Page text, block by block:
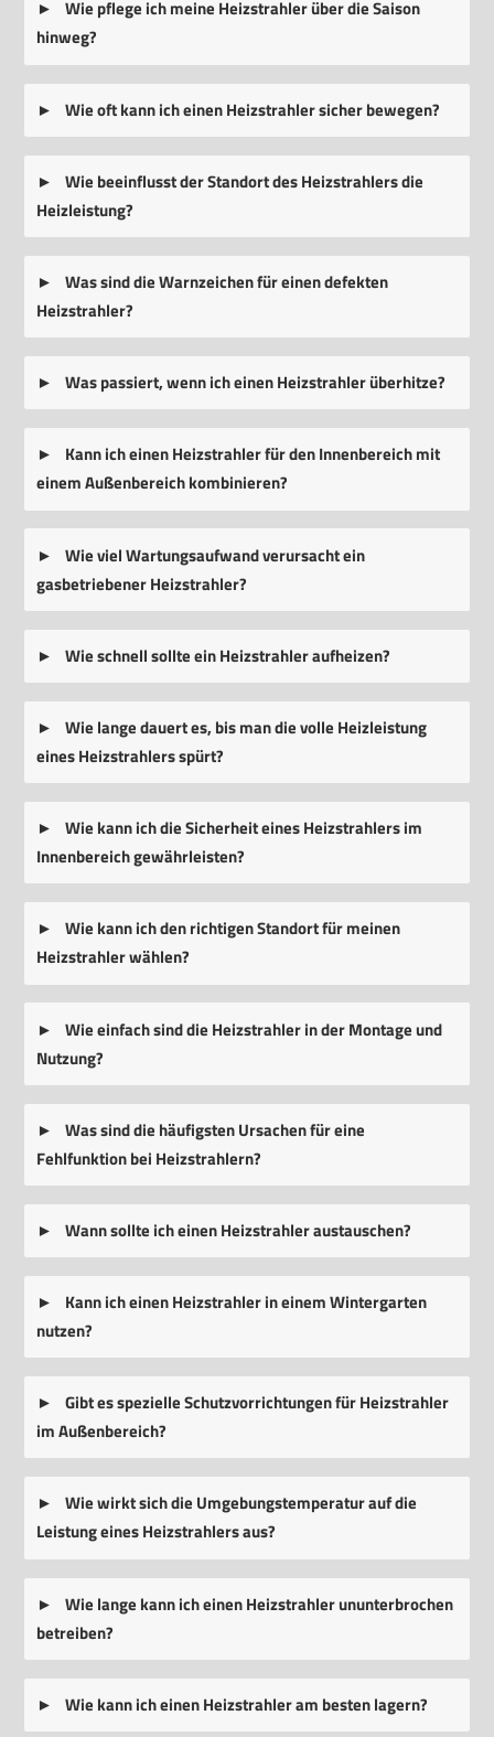
Wie pflege ich meine Heizstrahler über die Saison
hinweg?
Wie oft kann ich einen Heizstrahler sicher bewegen?
Wie beeinflusst der Standort des Heizstrahlers die
Heizleistung?
Was sind die Warnzeichen für einen defekten
Heizstrahler?
Was passiert, wenn ich einen Heizstrahler überhitze?
Kann ich einen Heizstrahler für den Innenbereich mit
einem Außenbereich kombinieren?
Wie viel Wartungsaufwand verursacht ein
gasbetriebener Heizstrahler?
Wie schnell sollte ein Heizstrahler aufheizen?
Wie lange dauert es, bis man die volle Heizleistung
eines Heizstrahlers spürt?
Wie kann ich die Sicherheit eines Heizstrahlers im
Innenbereich gewährleisten?
Wie kann ich den richtigen Standort für meinen
Heizstrahler wählen?
Wie einfach sind die Heizstrahler in der Montage und
Nutzung?
Was sind die häufigsten Ursachen für eine
Fehlfunktion bei Heizstrahlern?
Wann sollte ich einen Heizstrahler austauschen?
Kann ich einen Heizstrahler in einem Wintergarten
nutzen?
Gibt es spezielle Schutzvorrichtungen für Heizstrahler
im Außenbereich?
Wie wirkt sich die Umgebungstemperatur auf die
Leistung eines Heizstrahlers aus?
Wie lange kann ich einen Heizstrahler ununterbrochen
betreiben?
Wie kann ich einen Heizstrahler am besten lagern?